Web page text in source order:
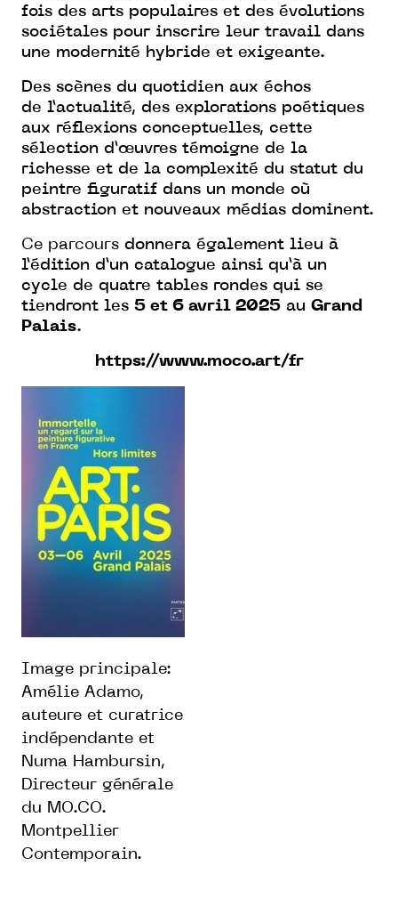
fois des arts populaires et des évolutions
sociétales pour inscrire leur travail dans
une modernité hybride et exigeante.
Des scènes du quotidien aux échos
de l’actualité, des explorations poétiques
aux réflexions conceptuelles, cette
sélection d’œuvres témoigne de la
richesse et de la complexité du statut du
peintre figuratif dans un monde où
abstraction et nouveaux médias dominent.
Ce parcours donnera également lieu à
l’édition d’un catalogue ainsi qu’à un
cycle de quatre tables rondes qui se
tiendront les 5 et 6 avril 2025 au Grand
Palais.
https://www.moco.art/fr
Image principale:
Amélie Adamo,
auteure et curatrice
indépendante et
Numa Hambursin,
Directeur générale
du MO.CO.
Montpellier
Contemporain.